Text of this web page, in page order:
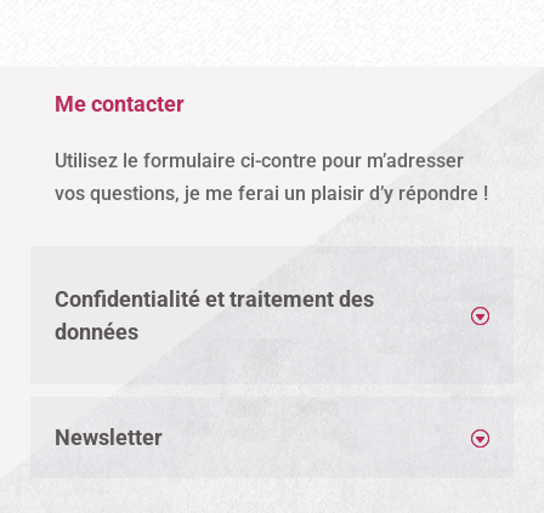
Me contacter
Utilisez le formulaire ci-contre pour m’adresser
vos questions, je me ferai un plaisir d’y répondre !
Confidentialité et traitement des
données
Newsletter